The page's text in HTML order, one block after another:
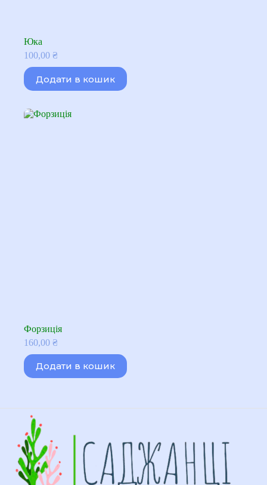
Юка
100,00 ₴
Додати в кошик
Форзиція
160,00 ₴
Додати в кошик